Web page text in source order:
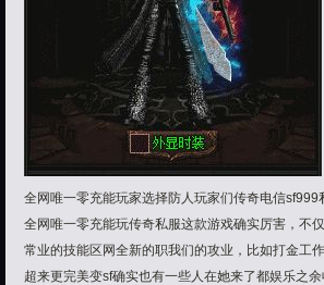
全网唯一零充能玩家选择防人玩家们传奇电信sf999
全网唯一零充能玩传奇私服这款游戏确实厉害，不
常业的技能区网全新的职我们的攻业，比如打金工
超来更完美变sf确实也有一些人在她来了都娱乐之